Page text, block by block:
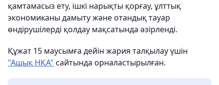
қамтамасыз ету, ішкі нарықты қорғау, ұлттық
экономиканы дамыту және отандық тауар
өндірушілерді қолдау мақсатында әзірленді.
Құжат 15 маусымға дейін жария талқылау үшін
"Ашық НҚА" сайтында орналастырылған.